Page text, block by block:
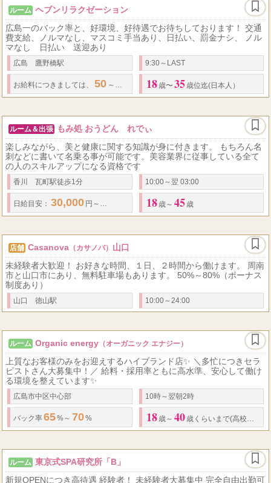
ルーム ヘブンリラクゼーション
広島一のバック率と、好環境、好待遇でお待ちしております！ 交通
費支給、ノルマなし、マスコミ手当あり、日払い、罰金ナシ、 ノル
マなし 日払い 送迎あり
広島 鷹野橋駅 9:30～LAST
お給料につきましては、 50 ～ %バックの完全歩合制!日給 保証制度や
18 歳〜 35 歳位迄(日本人）
ルーム＆出張 もみ処 おうどん れでぃ
楽しみながら、美と健康に関する知識が身に付きます。 もちろん名
刺などに書いて名乗る事が可能です。美容業界に従事している全て
の人のスキルアップになる資格です
香川 瓦町駅徒歩1分 10:00～翌 03:00
日給目安： 30,000 円～ 歩合率 50% ～
18 歳～ 45 歳
店舗 Casanova （カサノバ） 山口
未経験者大歓迎！ お好きな時間、１日、２時間から働けます。 周南
市と山口市にあり、無料駐車場もあります。 50%～80%（ボーナス
制度あり）
山口 徳山駅 10:00～24:00
ルーム Organic energy （オーガニック エナジー）
上質なお客様のみをお迎えするハイブランド店✨ ＼多忙につきセラ
ピストさん大募集中！／ 給料・採用率ともに高水準、安心して働け
る環境を整えています✨
広島市中区中心部 10時～翌朝2時
バック率65%～ 70% 18 歳～ 40 歳くらいまで(高校生不可)
ルーム 東京式SPA研究所「B」
新規OPENにつき高待遇 経験者！ 未経験者大募集中 完全自由出勤可